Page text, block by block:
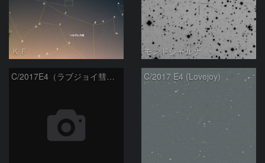
ＫＦ モンドシャルナ
C/2017E4（ラブジョイ彗星） C/2017 E4 (Lovejoy)